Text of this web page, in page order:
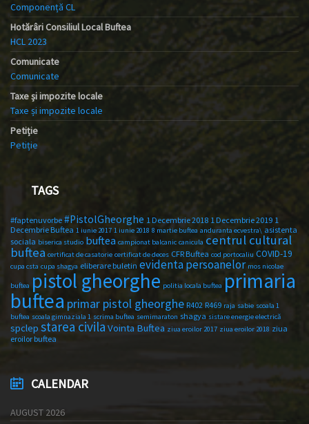
Componență CL
Hotărâri Consiliul Local Buftea
HCL 2023
Comunicate
Comunicate
Taxe și impozite locale
Taxe și impozite locale
Petiție
Petiție
TAGS
#faptenuvorbe #PistolGheorghe 1 Decembrie 2018 1 Decembrie 2019 1
Decembrie Buftea 1 iunie 2017 1 iunie 2018 8 martie buftea anduranta ecvestra\ asistenta
sociala biserica studio buftea campionat balcanic canicula centrul cultural
buftea certificat de casatorie certificat de deces CFR Buftea cod portocaliu COVID-19
cupa csta cupa shagya eliberare buletin evidenta persoanelor mos nicolae
buftea pistol gheorghe politia locala buftea primaria
buftea primar pistol gheorghe R402 R469 raja sabie scoala 1
buftea scoala gimnaziala 1 scrima buftea semimaraton shagya sistare energie electrică
spclep starea civila Vointa Buftea ziua eroilor 2017 ziua eroilor 2018 ziua
eroilor buftea
CALENDAR
AUGUST 2026